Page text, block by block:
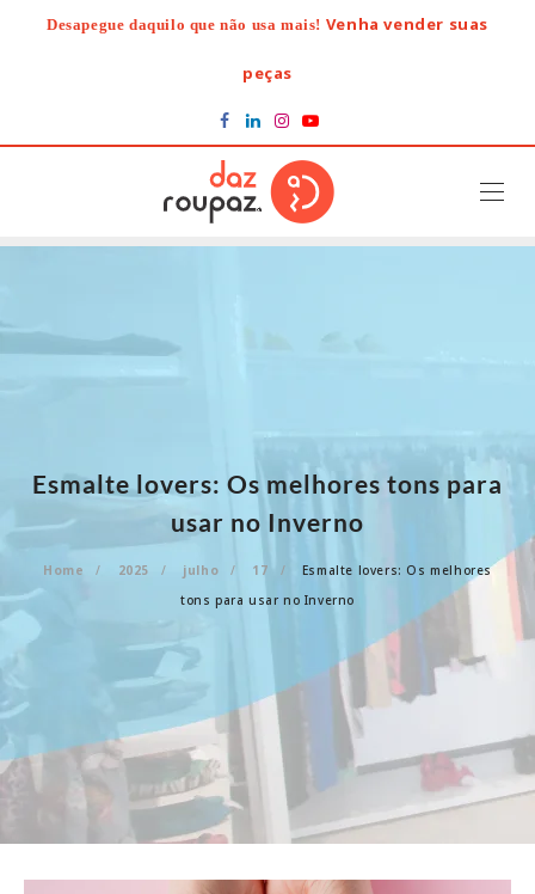
Desapegue daquilo que não usa mais! Venha vender suas
peças
Esmalte lovers: Os melhores tons para
usar no Inverno
Home 2025 julho 17
Esmalte lovers: Os melhores
tons para usar no Inverno